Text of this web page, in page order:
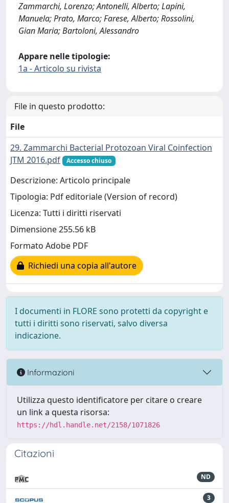
Zammarchi, Lorenzo; Antonelli, Alberto; Lapini,
Manuela; Prato, Marco; Farese, Alberto; Rossolini,
Gian Maria; Bartoloni, Alessandro
Appare nelle tipologie:
1a - Articolo su rivista
File in questo prodotto:
File
29. Zammarchi Bacterial Protozoan Viral Coinfection
JTM 2016.pdf
Accesso chiuso
Descrizione: Articolo principale
Tipologia: Pdf editoriale (Version of record)
Licenza: Tutti i diritti riservati
Dimensione 255.56 kB
Formato Adobe PDF
Richiedi una copia all'autore
I documenti in FLORE sono protetti da copyright e
tutti i diritti sono riservati, salvo diversa
indicazione.
Informazioni
Utilizza questo identificatore per citare o creare
un link a questa risorsa:
https://hdl.handle.net/2158/1071826
Citazioni
ND
3